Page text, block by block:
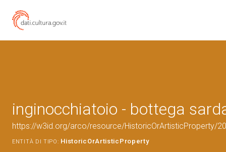
inginocchiatoio - bottega
https://w3id.org/arco/resource/HistoricOrArtisticProperty/
ENTITÀ DI TIPO: HistoricOrArtisticProperty